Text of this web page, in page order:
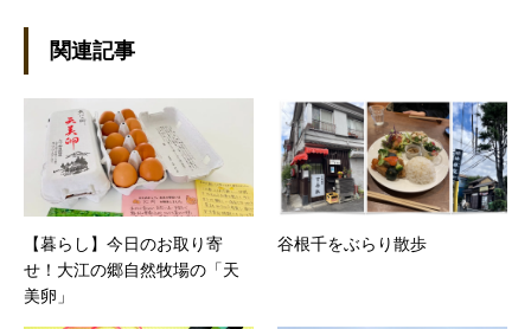
べく上京。設立して間もない会社に携わること
が多かったので、総務的な社内整備を得意とす
る。●連絡先 メール：kako@office-mica.com
関連記事
【暮らし】今日のお取り寄
せ！大江の郷自然牧場の「天
美卵」
谷根千をぶらり散歩